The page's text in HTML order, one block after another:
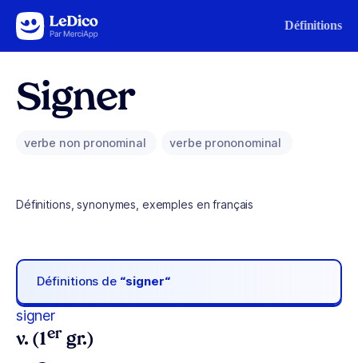
Aller au contenu Définitions
Signer
verbe non pronominal verbe prononominal
Définitions, synonymes, exemples en français
Définitions de “signer“
signer
v. (1er gr.)